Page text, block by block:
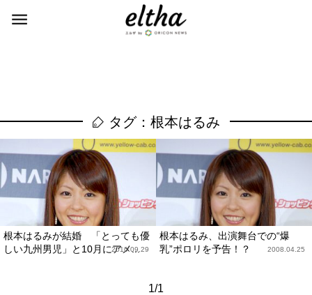
タグ：根本はるみ
根本はるみが結婚 「とっても優
しい九州男児」と10月にアメ...
2010.09.29
根本はるみ、出演舞台での“爆
乳”ポロリを予告！？
2008.04.25
1/1